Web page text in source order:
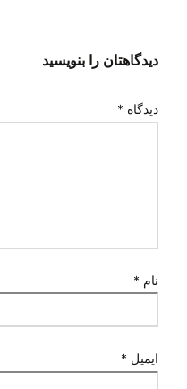
دیدگاهتان را بنویسید
دیدگاه *
نام *
ایمیل *